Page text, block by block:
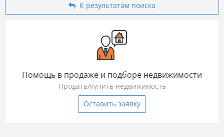
К результатам поиска
Помощь в продаже и подборе недвижимости
Продать/купить недвижимость
Оставить заявку